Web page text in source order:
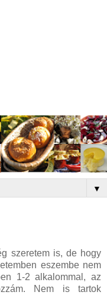
▼
szeretem is, de hogy
eszembe nem
1-2 alkalommal, az
Nem is tartok